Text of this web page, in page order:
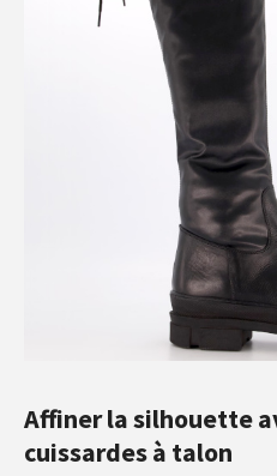
Affiner la silhouette
cuissardes à talon